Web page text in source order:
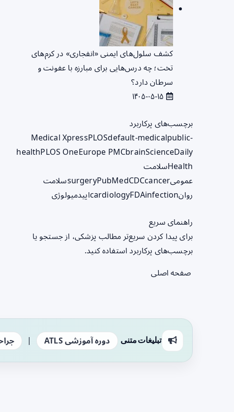
کشف سلول‌های ایمنی «انفجاری» در کرم‌های
تخت؛ چه درس‌هایی برای مبارزه با عفونت و
سرطان دارد؟
برچسب‌های پرکاربرد
Medical XpressPLOSdefault-medicalpublic-
healthPLOS OneEurope PMCbrainScienceDaily
Healthسلامت
عمومی
surgeryPubMedCDCcancer
سلامت
روان
cardiologyFDAinfection اپیدمیولوژی
راهنمای سریع
برای پیدا کردن سریع‌تر مطالب پزشکی، از جستجو یا
برچسب‌های پرکاربرد استفاده کنید.
صفحه اصلی
تبلیغات متنی دوره آموزشی ATLS |